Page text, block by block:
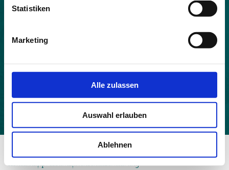
Statistiken
Marketing
Alle zulassen
Auswahl erlauben
Ablehnen
Einwohner:
Fläche:
KontaktImpressumDatenschutzerklärung